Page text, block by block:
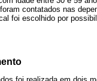
contatados nas
foi escolhido por